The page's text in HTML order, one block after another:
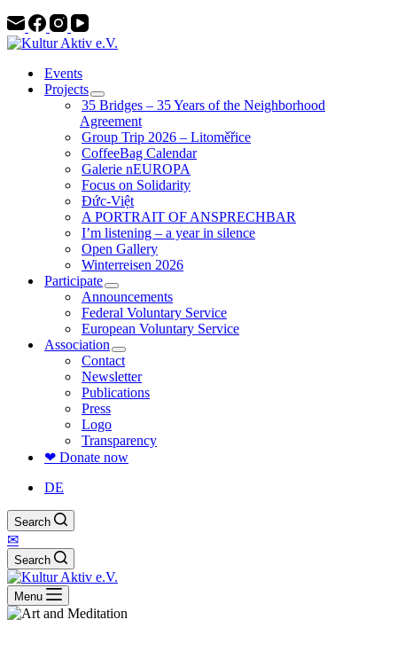
Events
Projects
35 Bridges – 35 Years of the Neighborhood
Agreement
Group Trip 2026 – Litoměřice
CoffeeBag Calendar
Galerie nEUROPA
Focus on Solidarity
Đức-Việt
A PORTRAIT OF ANSPRECHBAR
I’m listening – a year in silence
Open Gallery
Winterreisen 2026
Participate
Announcements
Federal Voluntary Service
European Voluntary Service
Association
Contact
Newsletter
Publications
Press
Logo
Transparency
❤ Donate now
DE
Search
✉
Search
Menu